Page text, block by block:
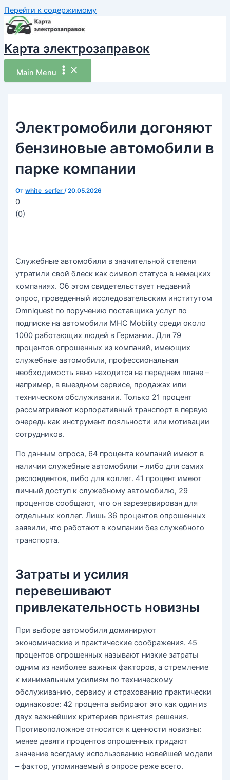
Перейти к содержимому
Карта электрозаправок
Main Menu
Электромобили догоняют
бензиновые автомобили в
парке компании
Отwhite_serfer/20.05.2026
0
(0)
Служебные автомобили в значительной степени
утратили свой блеск как символ статуса в немецких
компаниях. Об этом свидетельствует недавний
опрос, проведенный исследовательским институтом
Omniquest по поручению поставщика услуг по
подписке на автомобили MHC Mobility среди около
1000 работающих людей в Германии. Для 79
процентов опрошенных из компаний, имеющих
служебные автомобили, профессиональная
необходимость явно находится на переднем плане –
например, в выездном сервисе, продажах или
техническом обслуживании. Только 21 процент
рассматривают корпоративный транспорт в первую
очередь как инструмент лояльности или мотивации
сотрудников.
По данным опроса, 64 процента компаний имеют в
наличии служебные автомобили – либо для самих
респондентов, либо для коллег. 41 процент имеют
личный доступ к служебному автомобилю, 29
процентов сообщают, что он зарезервирован для
отдельных коллег. Лишь 36 процентов опрошенных
заявили, что работают в компании без служебного
транспорта.
Затраты и усилия
перевешивают
привлекательность новизны
При выборе автомобиля доминируют
экономические и практические соображения. 45
процентов опрошенных называют низкие затраты
одним из наиболее важных факторов, а стремление
к минимальным усилиям по техническому
обслуживанию, сервису и страхованию практически
одинаковое: 42 процента выбирают это как один из
двух важнейших критериев принятия решения.
Противоположное относится к ценности новизны:
менее девяти процентов опрошенных придают
значение всегдаму использованию новейшей модели
– фактор, упоминаемый в опросе реже всего.